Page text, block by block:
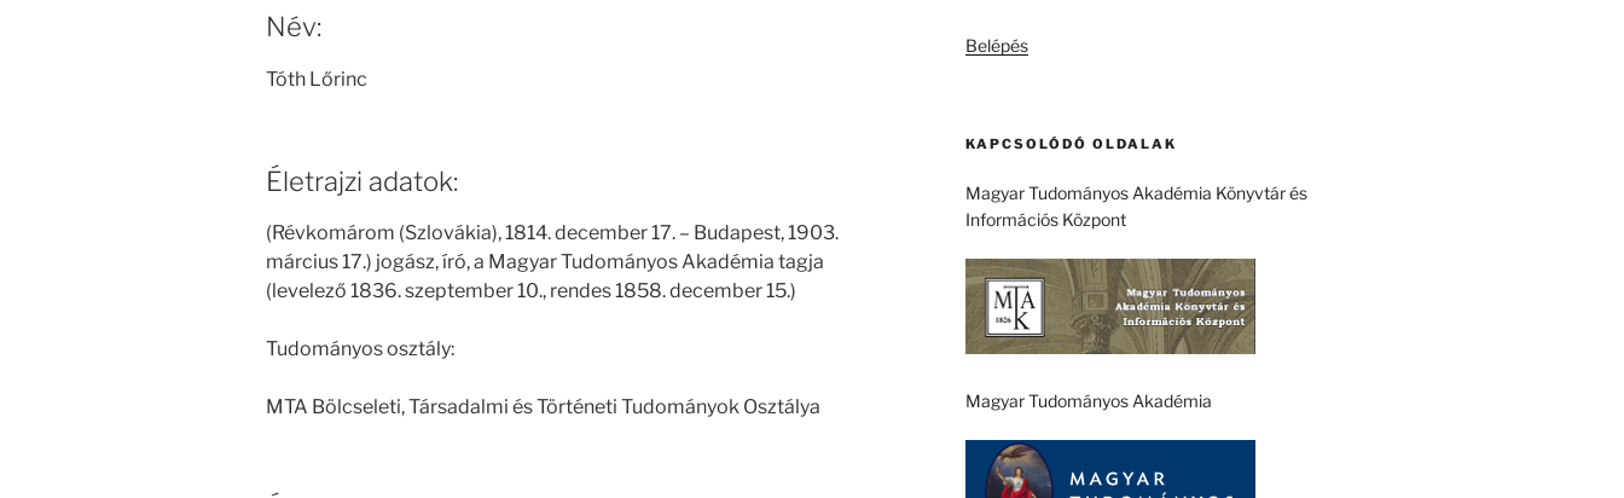
Név:
Tóth Lőrinc
Életrajzi adatok:
(Révkomárom (Szlovákia), 1814. december 17. – Budapest, 1903.
március 17.) jogász, író, a Magyar Tudományos Akadémia tagja
(levelező 1836. szeptember 10., rendes 1858. december 15.)
Tudományos osztály:
MTA Bölcseleti, Társadalmi és Történeti Tudományok Osztálya
Belépés
KAPCSOLÓDÓ OLDALAK
Magyar Tudományos Akadémia Könyvtár és
Információs Központ
Magyar Tudományos Akadémia